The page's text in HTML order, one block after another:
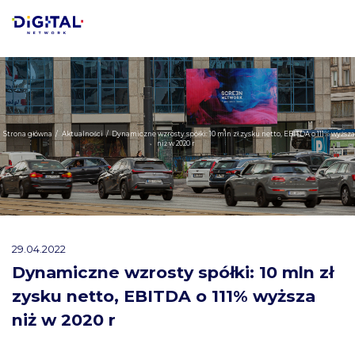
Strona główna / Aktualności / Dynamiczne wzrosty spółki: 10 mln zł zysku netto, EBITDA o 111% wyższa
niż w 2020 r
29.04.2022
Dynamiczne wzrosty spółki: 10 mln zł
zysku netto, EBITDA o 111% wyższa
niż w 2020 r